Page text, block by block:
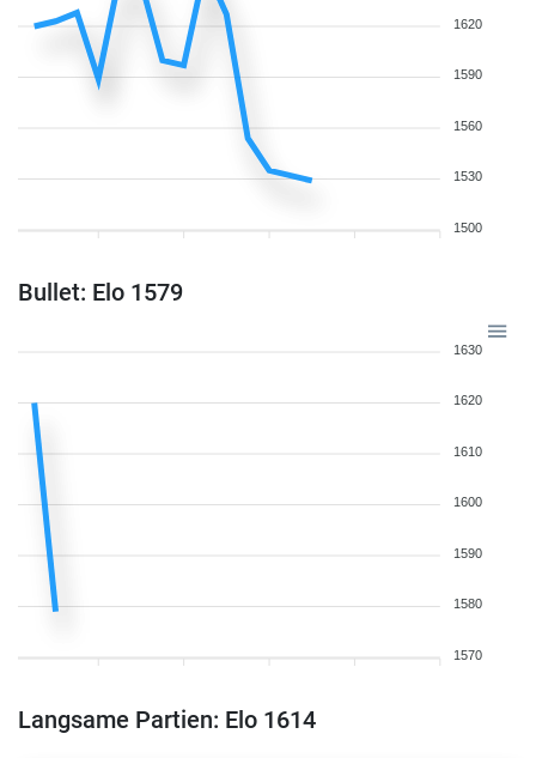
1620
1590
1560
1530
1500
Bullet: Elo 1579
1630
1620
1610
1600
1590
1580
1570
Langsame Partien: Elo 1614